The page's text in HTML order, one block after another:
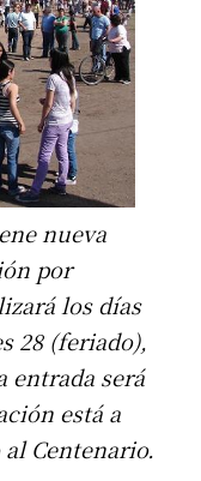
nueva
por
los días
28 (feriado),
entrada será
está a
Centenario.